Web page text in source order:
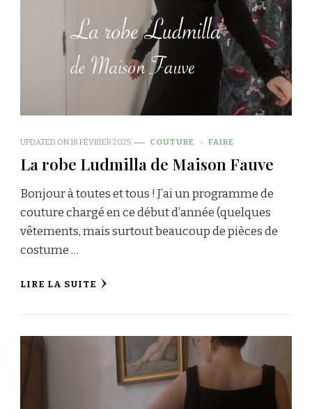
UPDATED ON18 FÉVRIER 2025 COUTURE FAIRE
La robe Ludmilla de Maison Fauve
Bonjour à toutes et tous ! J’ai un programme de
couture chargé en ce début d’année (quelques
vêtements, mais surtout beaucoup de pièces de
costume …
LIRE LA SUITE